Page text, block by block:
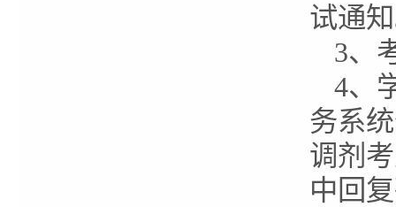
试通
3、
4、
务系
调剂
中回